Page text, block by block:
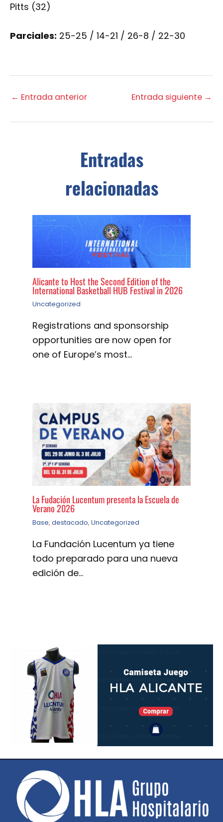
Pitts (32)
Parciales: 25-25 / 14-21 / 26-8 / 22-30
← Entrada anterior Entrada siguiente →
Entradas
relacionadas
Alicante to Host the Second Edition of the
International Basketball HUB Festival in 2026
Uncategorized
Registrations and sponsorship
opportunities are now open for
one of Europe’s most…
La Fudación Lucentum presenta la Escuela de
Verano 2026
Base, destacado, Uncategorized
La Fundación Lucentum ya tiene
todo preparado para una nueva
edición de…